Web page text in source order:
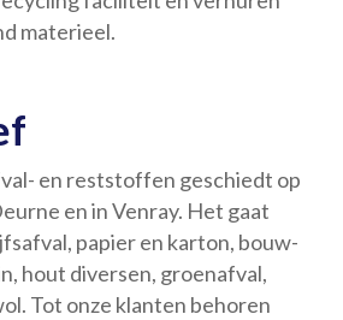
materieel.
en reststoffen geschiedt op
en in Venray. Het gaat
papier en karton, bouw-
hout diversen, groenafval,
Tot onze klanten behoren